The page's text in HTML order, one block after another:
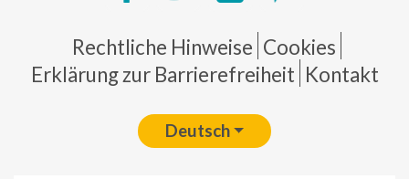
Pie de página
Rechtliche Hinweise Cookies
Erklärung zur Barrierefreiheit Kontakt
Deutsch